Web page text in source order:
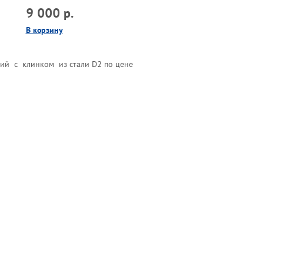
9 000 р.
В корзину
с клинком из стали D2 по цене